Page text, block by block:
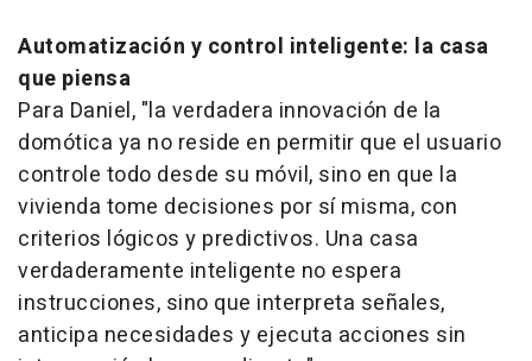
Automatización y control inteligente: la casa
que piensa
Para Daniel, "la verdadera innovación de la
domótica ya no reside en permitir que el usuario
controle todo desde su móvil, sino en que la
vivienda tome decisiones por sí misma, con
criterios lógicos y predictivos. Una casa
verdaderamente inteligente no espera
instrucciones, sino que interpreta señales,
anticipa necesidades y ejecuta acciones sin